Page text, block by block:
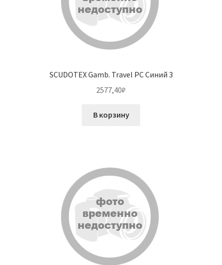
SCUDOTEX Gamb. Travel PC Синий 3
2577,40₽
В корзину